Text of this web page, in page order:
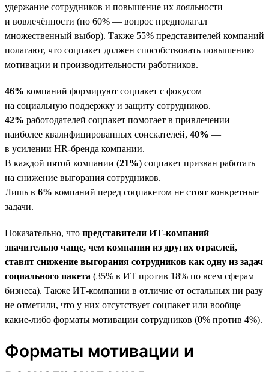
удержание сотрудников и повышение их лояльности
и вовлечённости (по 60% — вопрос предполагал
множественный выбор). Также 55% представителей компаний
полагают, что соцпакет должен способствовать повышению
мотивации и производительности работников.
46% компаний формируют соцпакет с фокусом
на социальную поддержку и защиту сотрудников.
42% работодателей соцпакет помогает в привлечении
наиболее квалифицированных соискателей, 40% —
в усилении HR-бренда компании.
В каждой пятой компании (21%) соцпакет призван работать
на снижение выгорания сотрудников.
Лишь в 6% компаний перед соцпакетом не стоят конкретные
задачи.
Показательно, что представители ИТ-компаний
значительно чаще, чем компании из других отраслей,
ставят снижение выгорания сотрудников как одну из задач
социального пакета (35% в ИТ против 18% по всем сферам
бизнеса). Также ИТ-компании в отличие от остальных ни разу
не отметили, что у них отсутствует соцпакет или вообще
какие-либо форматы мотивации сотрудников (0% против 4%).
Форматы мотивации и